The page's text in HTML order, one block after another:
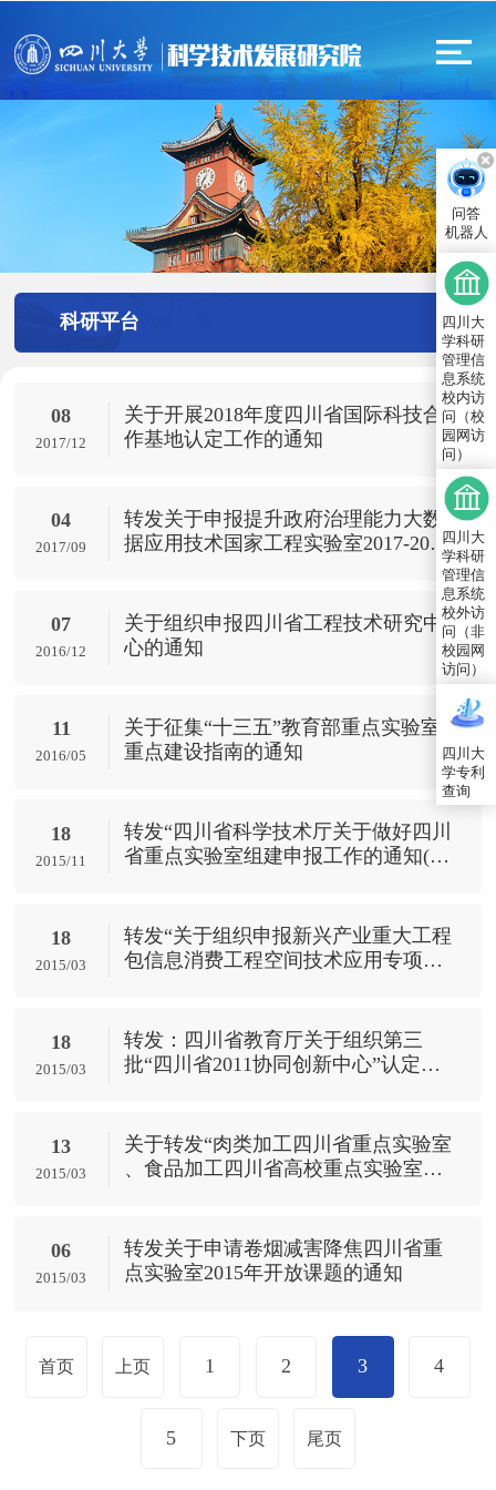
科研平台
08
2017/12
关于开展2018年度四川省国际科技合
作基地认定工作的通知
04
2017/09
转发关于申报提升政府治理能力大数
据应用技术国家工程实验室2017-2018
07
2016/12
关于组织申报四川省工程技术研究中
心的通知
11
2016/05
关于征集“十三五”教育部重点实验室
重点建设指南的通知
18
2015/11
转发“四川省科学技术厅关于做好四川
省重点实验室组建申报工作的通知(川
18
2015/03
转发“关于组织申报新兴产业重大工程
包信息消费工程空间技术应用专项的
18
2015/03
转发：四川省教育厅关于组织第三
批“四川省2011协同创新中心”认定申
13
2015/03
关于转发“肉类加工四川省重点实验室
、食品加工四川省高校重点实验室
06
2015/03
转发关于申请卷烟减害降焦四川省重
点实验室2015年开放课题的通知
首页 上页 1 2 3 4
5 下页 尾页
问答
机器人
四川大
学科研
管理信
息系统
校内访
问（校
园网访
问）
四川大
学科研
管理信
息系统
校外访
问（非
校园网
访问）
四川大
学专利
查询